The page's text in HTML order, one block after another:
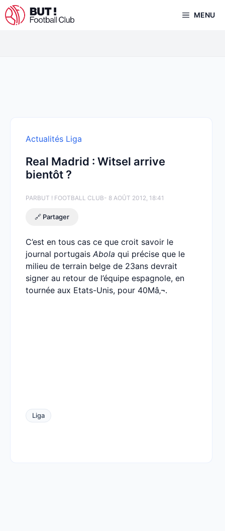
Aller
au
MENU
Actualités Liga
Real Madrid : Witsel arrive
bientôt ?
PARBUT ! FOOTBALL CLUB- 8 AOÛT 2012, 18:41
🔗 Partager
C’est en tous cas ce que croit savoir le
journal portugaisAbola qui précise que le
milieu de terrain belge de 23ans devrait
signer au retour de l’équipe espagnole, en
tournée aux Etats-Unis, pour 40Mâ‚¬.
Liga